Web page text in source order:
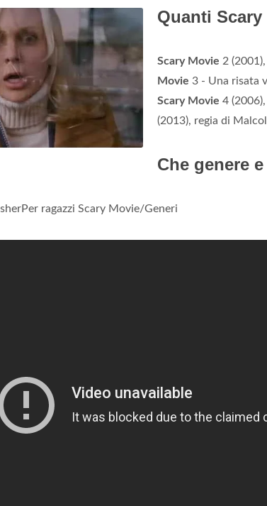
Quanti
Scary Movie 2
Movie 3 - Una risata
Scary Movie 4
(2013), regia di
Che genere
ragazzi Scary Movie/Generi